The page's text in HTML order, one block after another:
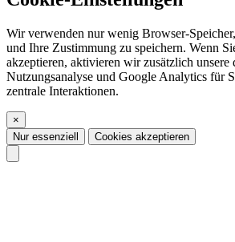
Wir verwenden nur wenig Browser-
und Ihre Zustimmung zu speichern. Wenn
akzeptieren, aktivieren wir zusätzlich unsere
Nutzungsanalyse und Google Analytics für
zentrale Interaktionen.
×
Nur essenziell
Cookies akzeptieren